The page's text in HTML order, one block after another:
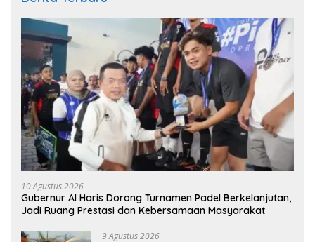
10 Agustus 2026
Gubernur Al Haris Dorong Turnamen Padel Berkelanjutan,
Jadi Ruang Prestasi dan Kebersamaan Masyarakat
9 Agustus 2026